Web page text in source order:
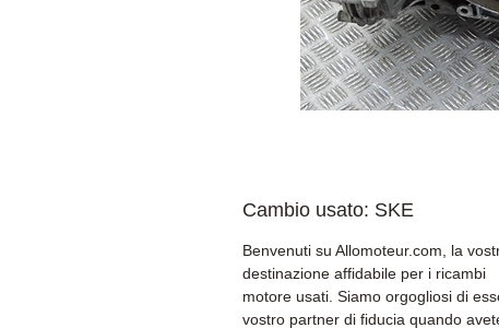
Cambio usato: SKE
Benvenuti su Allomoteur.com, la
destinazione affidabile per i ricambi
motore usati. Siamo orgogliosi di
vostro partner di fiducia quando